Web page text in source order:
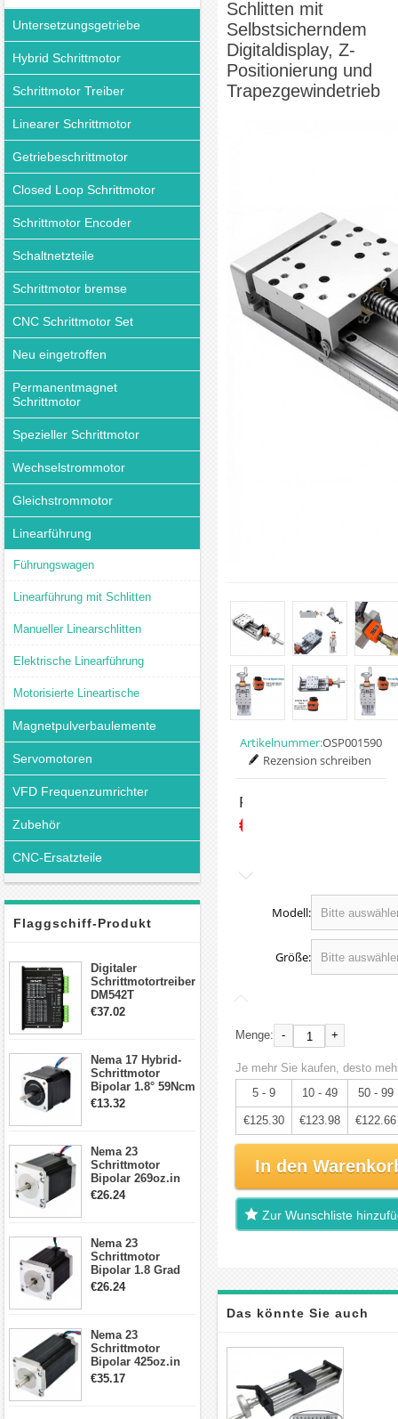
Untersetzungsgetriebe
Hybrid Schrittmotor
Schrittmotor Treiber
Linearer Schrittmotor
Getriebeschrittmotor
Closed Loop Schrittmotor
Schrittmotor Encoder
Schaltnetzteile
Schrittmotor bremse
CNC Schrittmotor Set
Neu eingetroffen
Permanentmagnet
Schrittmotor
Spezieller Schrittmotor
Wechselstrommotor
Gleichstrommotor
Linearführung
Führungswagen
Linearführung mit Schlitten
Manueller Linearschlitten
Elektrische Linearführung
Motorisierte Lineartische
Magnetpulverbaulemente
Servomotoren
VFD Frequenzumrichter
Zubehör
CNC-Ersatzteile
Flaggschiff-Produkt
Digitaler
Schrittmotortreiber
DM542T
Schrittmotor
Schrittmotor
€37.02
Nema 17 Hybrid-
Schrittmotor
Bipolar 1.8° 59Ncm
2A 4 Drähte mit 1m
€13.32
Nema 23
Schrittmotor
Bipolar 269oz.in
2,8A 57x57x76mm
€26.24
Nema 23
Schrittmotor
Bipolar 1.8 Grad
1.9Nm 3A 3.36V 4
€26.24
Nema 23
Schrittmotor
Bipolar 425oz.in
4.2A 57x57x114mm
€35.17
Schlitten mit
Selbstsicherndem
Digitaldisplay, Z-
Positionierung und
Trapezgewindetrieb
Artikelnummer:OSP001590
Rezension schreiben
Preis:
€131.89
Modell:
Größe:
Menge: - +
Je mehr Sie kaufen, desto
5 - 9
10 - 49 50 - 99
€125.30 €123.98 €122.66
In den
Zur Wunschliste
Das könnte Sie auch
interessieren